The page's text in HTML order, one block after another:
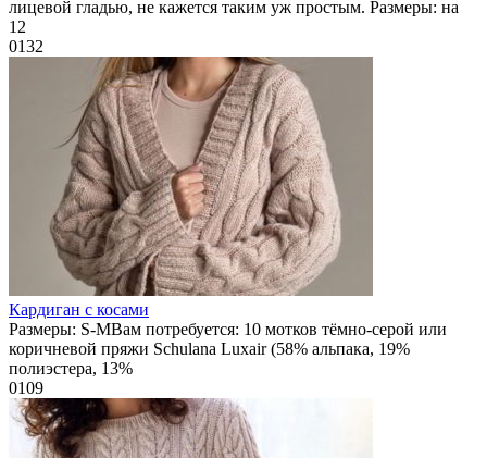
лицевой гладью, не кажется таким уж простым. Размеры: на
12
0132
Кардиган с косами
Размеры: S-MВам потребуется: 10 мотков тёмно-серой или
коричневой пряжи Schulana Luxair (58% альпака, 19%
полиэстера, 13%
0109